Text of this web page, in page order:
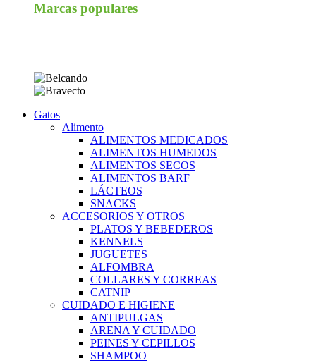
Marcas populares
Gatos
Alimento
ALIMENTOS MEDICADOS
ALIMENTOS HUMEDOS
ALIMENTOS SECOS
ALIMENTOS BARF
LÁCTEOS
SNACKS
ACCESORIOS Y OTROS
PLATOS Y BEBEDEROS
KENNELS
JUGUETES
ALFOMBRA
COLLARES Y CORREAS
CATNIP
CUIDADO E HIGIENE
ANTIPULGAS
ARENA Y CUIDADO
PEINES Y CEPILLOS
SHAMPOO